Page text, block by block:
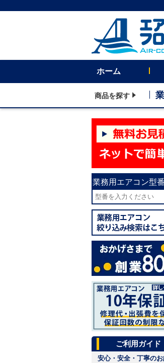
ホーム
商品を探す
業務用エアコン型
ご利用ガイド
安心・安全・丁寧の